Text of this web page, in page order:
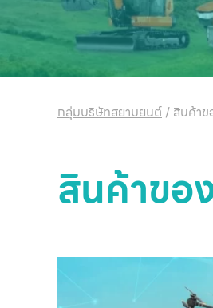
กลุ่มบริษัทสยามยนต์ / สินค้าข
สินค้าขอ